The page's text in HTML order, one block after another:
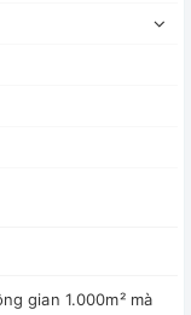
gian 1.000m² mà